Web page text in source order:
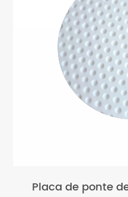
Placa de ponte